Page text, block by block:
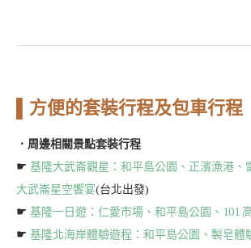
▌方便的套裝行程及包車行程
．周邊相關景點套裝行程
☛ 基隆大武崙觀星：和平島公園、正濱漁港、
大武崙星空饗宴(台北出發)
☛ 基隆一日遊：仁愛市場、和平島公園、101
☛ 基隆北海岸體驗遊程：和平島公園、製皂體